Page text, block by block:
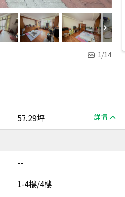
1/14
57.29坪 詳情
--
1-4樓/4樓